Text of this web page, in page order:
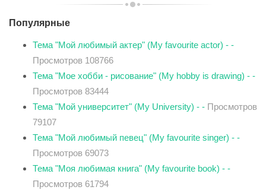
Популярные
Тема "Мой любимый актер" (My favourite actor) - -
Просмотров 108766
Тема "Мое хобби - рисование" (My hobby is drawing) - -
Просмотров 83444
Тема "Мой университет" (My University) - - Просмотров
79107
Тема "Мой любимый певец" (My favourite singer) - -
Просмотров 69073
Тема "Моя любимая книга" (My favourite book) - -
Просмотров 61794